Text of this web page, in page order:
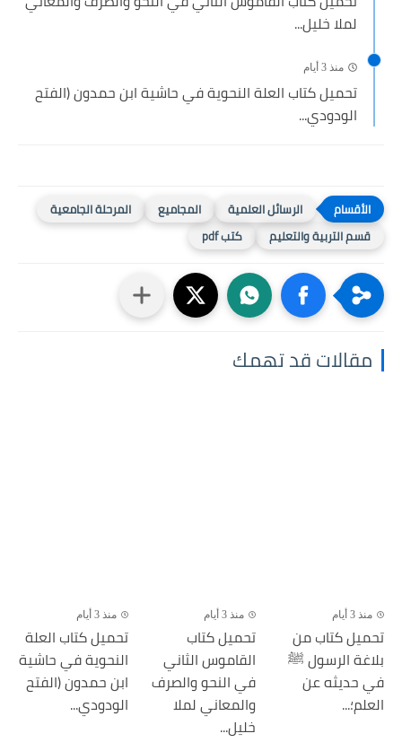
لملا خليل...
منذ 3 أيام
تحميل كتاب العلة النحوية في حاشية ابن حمدون (الفتح
الودودي...
الرسائل العلمية المجاميع
المرحلة الجامعية
قسم التربية والتعليم
كتب pdf
مقالات قد تهمك
منذ 3 أيام
تحميل كتاب من
بلاغة الرسول ﷺ
في حديثه عن
العلم؛...
منذ 3 أيام
تحميل كتاب
القاموس الثاني
في النحو والصرف
والمعاني لملا
خليل...
منذ 3 أيام
تحميل كتاب العلة
النحوية في حاشية
ابن حمدون (الفتح
الودودي...